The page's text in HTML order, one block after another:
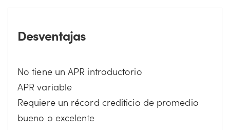
Desventajas
No tiene un APR introductorio
APR variable
Requiere un récord crediticio de promedio
bueno o excelente